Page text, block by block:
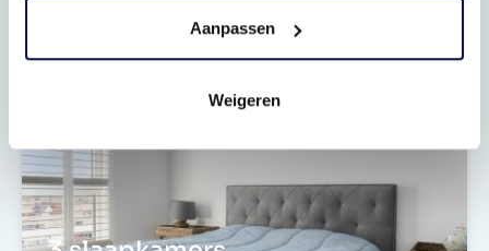
Aanpassen
Weigeren